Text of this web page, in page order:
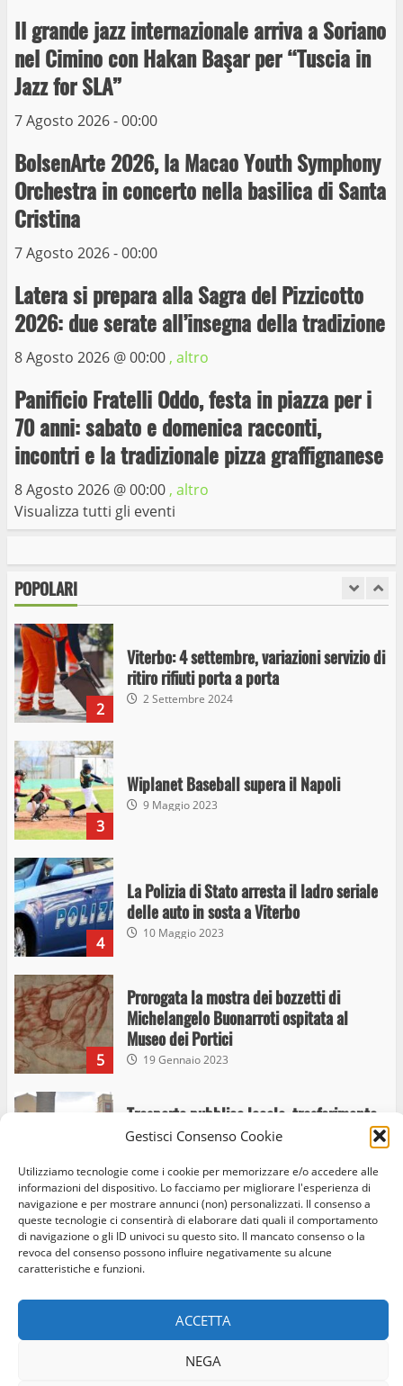
Gestisci Consenso Cookie
Utilizziamo tecnologie come i cookie per memorizzare e/o accedere alle
informazioni del dispositivo. Lo facciamo per migliorare l'esperienza di
navigazione e per mostrare annunci (non) personalizzati. Il consenso a
queste tecnologie ci consentirà di elaborare dati quali il comportamento
di navigazione o gli ID univoci su questo sito. Il mancato consenso o la
revoca del consenso possono influire negativamente su alcune
caratteristiche e funzioni.
ACCETTA
NEGA
Il grande jazz internazionale arriva a Soriano
nel Cimino con Hakan Başar per “Tuscia in
Jazz for SLA”
7 Agosto 2026 - 00:00
BolsenArte 2026, la Macao Youth Symphony
Orchestra in concerto nella basilica di Santa
Cristina
7 Agosto 2026 - 00:00
Latera si prepara alla Sagra del Pizzicotto
2026: due serate all’insegna della tradizione
8 Agosto 2026 @00:00, altro
Panificio Fratelli Oddo, festa in piazza per i
70 anni: sabato e domenica racconti,
incontri e la tradizionale pizza graffignanese
8 Agosto 2026 @00:00, altro
Visualizza tutti gli eventi
POPOLARI
4
La Polizia di Stato arresta il ladro seriale
10 Maggio 2023
Prorogata la mostra dei bozzetti di
Michelangelo Buonarroti ospitata al
6
Trasporto pubblico locale, trasferimento
capolinea al terminal Riello dal 15 al 17
giugno
15 Giugno 2023
Giochi Sportivi Studenteschi di Atletica a
Viterbo
10 Maggio 2023
I Carabinieri arrestano due giovani per
stupefacenti
2
Viterbo: 4 settembre, variazioni servizio di
ritiro rifiuti porta a porta
2 Settembre 2024
3
Wiplanet Baseball supera il Napoli
9 Maggio 2023
4
La Polizia di Stato arresta il ladro seriale
delle auto in sosta a Viterbo
10 Maggio 2023
5
Prorogata la mostra dei bozzetti di
Michelangelo Buonarroti ospitata al
Museo dei Portici
19 Gennaio 2023
6
Trasporto pubblico locale, trasferimento
capolinea al terminal Riello dal 15 al 17
15 Giugno 2023
7
Giochi Sportivi Studenteschi di Atletica a
Viterbo
detenzione ai fini di spaccio di sostanze
Home Privacy Policy Cookie Policy Contatti
© Occhio Viterbese - Codice 90148040562 - N° iscrizione
ROC:39156 - Tutti i diritti riservati